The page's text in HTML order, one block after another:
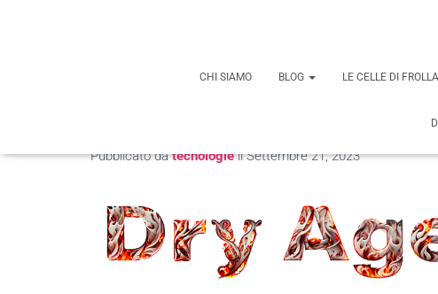
CHI SIAMO BLOG LE CELLE DI
Pubblicato datecnologieilSettembre 21, 2023